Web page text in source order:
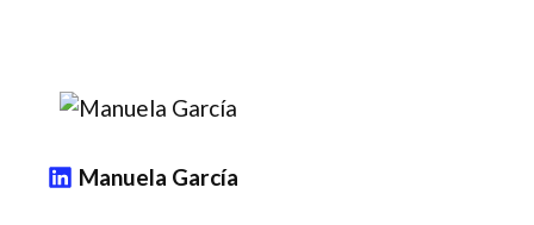
Manuela García